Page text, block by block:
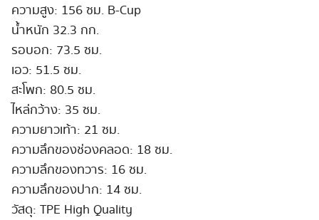
ความสูง: 156 ซม. B-Cup
น้ำหนัก 32.3 กก.
รอบอก: 73.5 ซม.
เอว: 51.5 ซม.
สะโพก: 80.5 ซม.
ไหล่กว้าง: 35 ซม.
ความยาวเท้า: 21 ซม.
ความลึกของช่องคลอด: 18 ซม.
ความลึกของทวาร: 16 ซม.
ความลึกของปาก: 14 ซม.
วัสดุ: TPE High Quality